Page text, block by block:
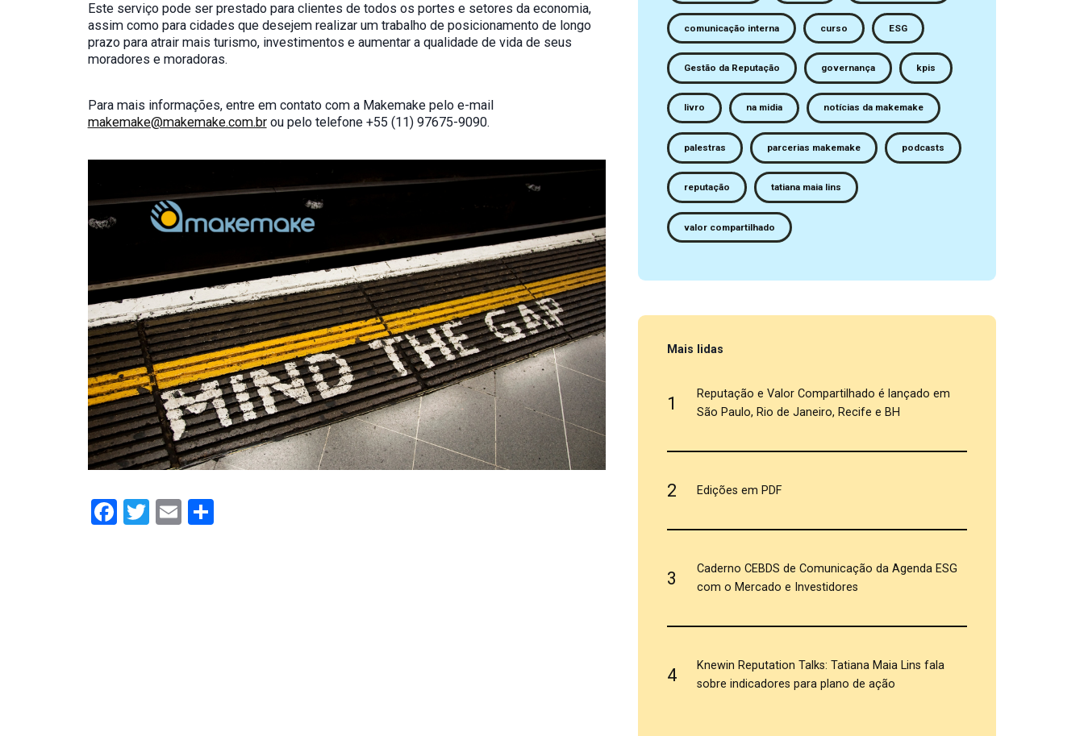
Este serviço pode ser prestado para clientes de todos os portes e setores da economia,
assim como para cidades que desejem realizar um trabalho de posicionamento de longo
prazo para atrair mais turismo, investimentos e aumentar a qualidade de vida de seus
moradores e moradoras.
Para mais informações, entre em contato com a Makemake pelo e-mail
makemake@makemake.com.brou pelo telefone +55 (11) 97675-9090.
Facebook
Twitter
EmailCompartilhar
comunicação interna curso ESG
Gestão da Reputação governança kpis
livro na midia notícias da makemake
palestras parcerias makemake podcasts
reputação tatiana maia lins
valor compartilhado
Mais lidas
1
Reputação e Valor Compartilhado é lançado em
São Paulo, Rio de Janeiro, Recife e BH
2 Edições em PDF
3
Caderno CEBDS de Comunicação da Agenda ESG
com o Mercado e Investidores
4
Knewin Reputation Talks: Tatiana Maia Lins fala
sobre indicadores para plano de ação